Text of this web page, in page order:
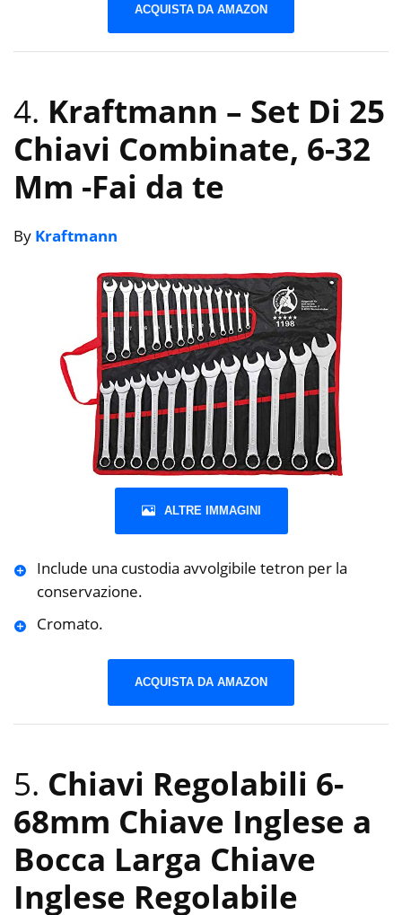
ACQUISTA DA AMAZON
4. Kraftmann – Set Di 25
Chiavi Combinate, 6-32
Mm -Fai da te
By Kraftmann
ALTRE IMMAGINI
Include una custodia avvolgibile tetron per la
conservazione.
Cromato.
ACQUISTA DA AMAZON
5. Chiavi Regolabili 6-
68mm Chiave Inglese a
Bocca Larga Chiave
Inglese Regolabile